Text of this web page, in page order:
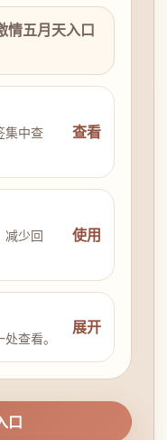
情五月天入口
集中查
查看
减少回
使用
查看。
展开
口